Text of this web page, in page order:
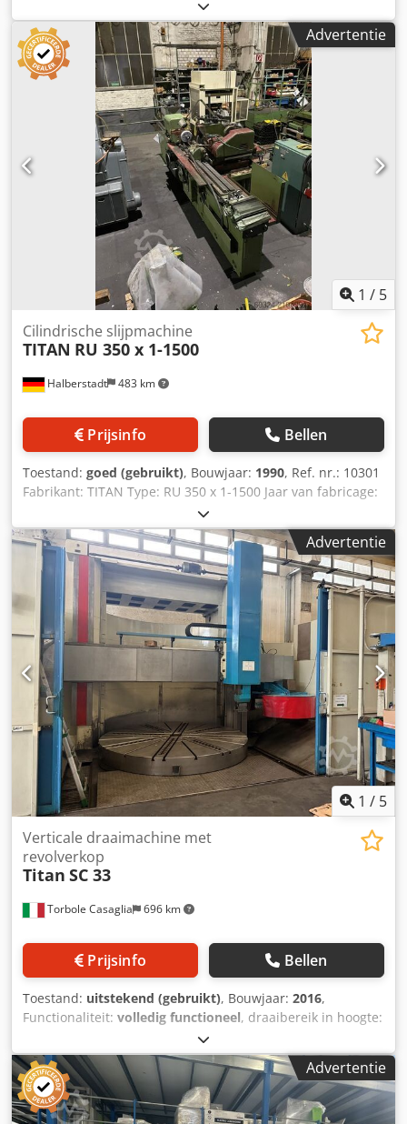
elektromotor, gelijkstroommotor, rijmotor, aandrijfmotor -
Komt uit: een Still heftruck -Aandrijving: 24 V 2 kW -
Afmetingen: 370/500/H350 mm Dedjd Em N Rspfx Ahqskr -
Gewicht: 82 kg
Advertentie
1 / 5
Halberstadt 483 km
Cilindrische slijpmachine
TITAN RU 350 x 1-1500
Prijsinfo Bellen
Toestand: goed (gebruikt), Bouwjaar: 1990, Ref. nr.: 10301
Fabrikant: TITAN Type: RU 350 x 1-1500 Jaar van fabricage:
1990 Type besturing: Conventioneel Opslagplaats:
Halberstadt Land van herkomst: USA Max. maallengte:
1.500 mm Max. werkstukgewicht: 300 kg Diameter slijpen:
350 mm Dedpfx Ahsycpv Seqskr Max. diameter slijpschijf:
280-500 mm Breedte slijpschijf: 80-100 mm
Advertentie
1 / 5
Torbole Casaglia 696 km
Verticale draaimachine met
revolverkop
Titan SC 33
Prijsinfo Bellen
Toestand: uitstekend (gebruikt), Bouwjaar: 2016,
Functionaliteit: volledig functioneel, draaibereik in hoogte:
, werkstukgewicht (max.):
draaidoorsnede:3.300 mm, voedingslengte Y-as:2.050
mm, frontplaatdiameter: 3.000 mm, spilsnelheid (max.):
112 rpm, vermogen van de servomotor: 70.000 W,
Diameter draaitafel: 3000 mm – Handmatige 4 Morse
Advertentie